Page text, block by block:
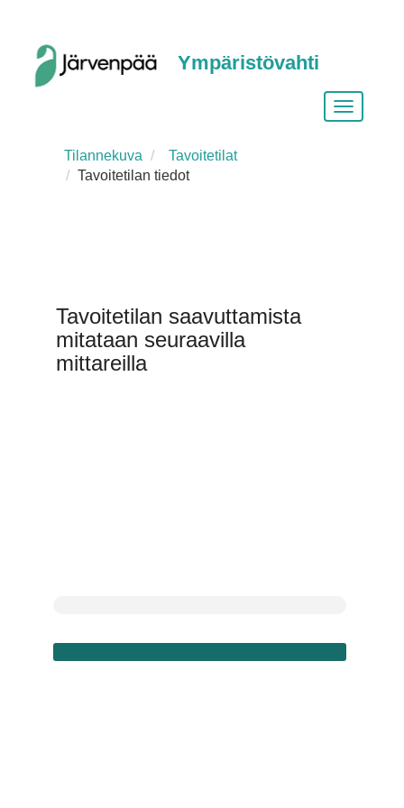
Ympäristövahti
Vaihda
Tilannekuva
Tavoitetilat
Tavoitetilan tiedot
Tavoitetilan saavuttamista
mitataan seuraavilla
mittareilla